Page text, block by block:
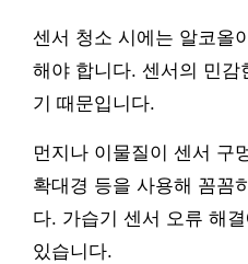
센서 청소 시에는 알코올
해야 합니다. 센서의 민감
기 때문입니다.
먼지나 이물질이 센서 구
확대경 등을 사용해 꼼꼼
다. 가습기 센서 오류 해
있습니다.